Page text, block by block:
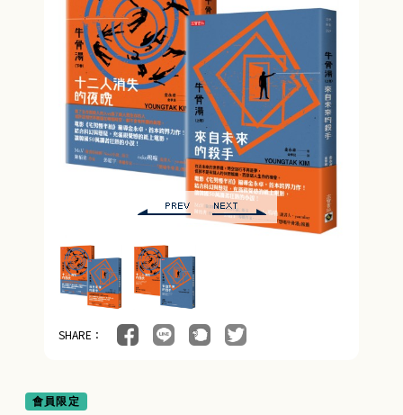
親子教養 (14)
人文史哲 (74)
【66折】高寶小說系列全圖鑑書展
SHARE：
會員限定